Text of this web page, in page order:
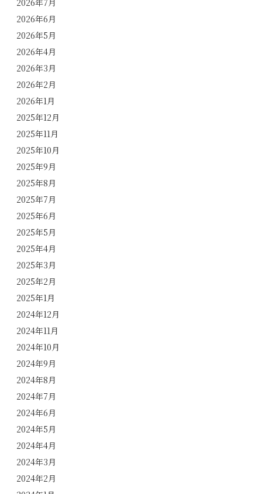
2026年7月
2026年6月
2026年5月
2026年4月
2026年3月
2026年2月
2026年1月
2025年12月
2025年11月
2025年10月
2025年9月
2025年8月
2025年7月
2025年6月
2025年5月
2025年4月
2025年3月
2025年2月
2025年1月
2024年12月
2024年11月
2024年10月
2024年9月
2024年8月
2024年7月
2024年6月
2024年5月
2024年4月
2024年3月
2024年2月